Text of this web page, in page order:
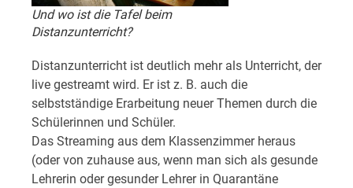
Und wo ist die Tafel beim
Distanzunterricht?
Distanzunterricht ist deutlich mehr als Unterricht, der
live gestreamt wird. Er ist z. B. auch die
selbstständige Erarbeitung neuer Themen durch die
Schülerinnen und Schüler.
Das Streaming aus dem Klassenzimmer heraus
(oder von zuhause aus, wenn man sich als gesunde
Lehrerin oder gesunder Lehrer in Quarantäne